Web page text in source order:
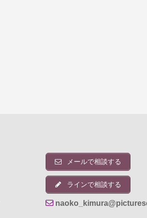
メールで相談する
ラインで相談する